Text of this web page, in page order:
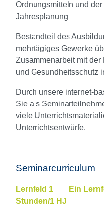
Ordnungsmitteln und
Jahresplanung.
Bestandteil des
mehrtägiges Gewerke
Zusammenarbeit mit der
und Gesundheitsschutz
Durch unsere internet-
Sie als
viele
Unterrichtsentwürfe.
Seminarcurriculum
Lernfeld 1 Ein
Stunden/1 HJ